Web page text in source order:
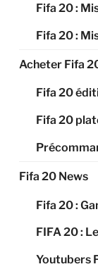
Fifa 20 :
Fifa 20 :
Acheter Fifa
Fifa 20
Fifa 20
Fifa 20 News
Fifa 20 :
FIFA 20 :
Youtubers